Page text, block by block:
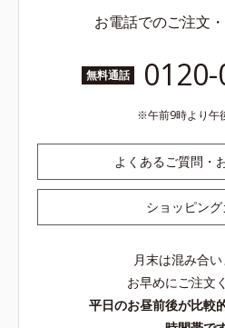
お電話でのご注文
無料通話
午前9時より午
よくあるご質問・
ショッピング
月末は混み合
お早めにご注文
平日のお昼前後が比較